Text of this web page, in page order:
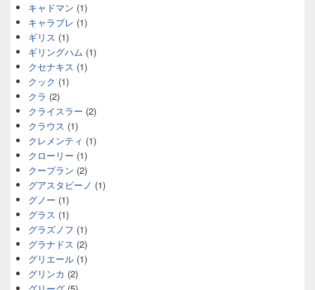
キャドマン (1)
キャラブレ (1)
ギリス (1)
ギリングハム (1)
クセナキス (1)
クック (1)
クラ (2)
クライスラー (2)
クラウス (1)
クレメンティ (1)
クローリー (1)
クープラン (2)
グアスタビーノ (1)
グノー (1)
グラス (1)
グラズノフ (1)
グラナドス (2)
グリエール (1)
グリンカ (2)